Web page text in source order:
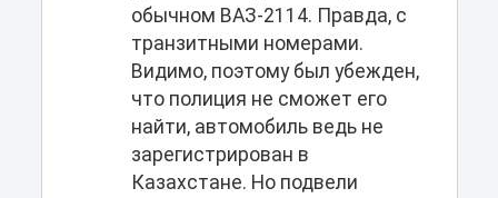
обычном ВАЗ-2114. Правда, с
транзитными номерами.
Видимо, поэтому был убежден,
что полиция не сможет его
найти, автомобиль ведь не
зарегистрирован в
Казахстане. Но подвели